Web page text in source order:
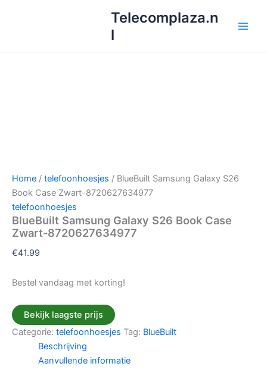
inhoud
Telecomplaza.n
l
Home / telefoonhoesjes / BlueBuilt Samsung Galaxy S26
Book Case Zwart-8720627634977
telefoonhoesjes
BlueBuilt Samsung Galaxy S26 Book Case
Zwart-8720627634977
€41.99
Bestel vandaag met korting!
Bekijk laagste prijs
Categorie: telefoonhoesjes Tag: BlueBuilt
Beschrijving
Aanvullende informatie